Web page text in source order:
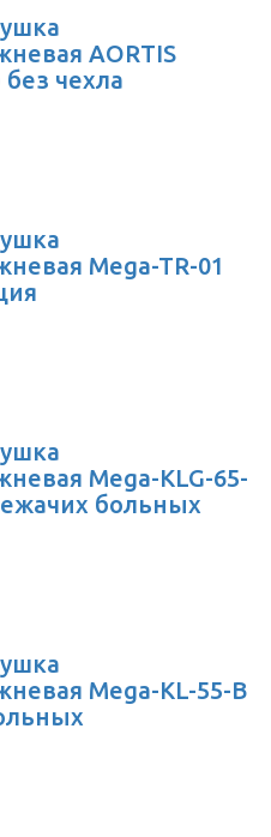
AORTIS
без чехла
Mega-TR-01
Mega-KLG-65-
больных
Mega-KL-55-В